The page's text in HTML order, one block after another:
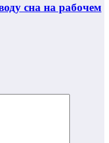
сна на рабочем